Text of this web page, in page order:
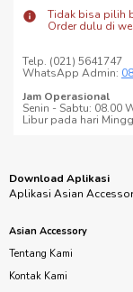
Tidak bisa pilih
Order dulu di
Telp. (021) 5641747
WhatsApp Admin:
Jam Operasional
Senin - Sabtu: 08.00
Libur pada hari
Download Aplikasi
Aplikasi Asian
Asian Accessory
Tentang Kami
Kontak Kami